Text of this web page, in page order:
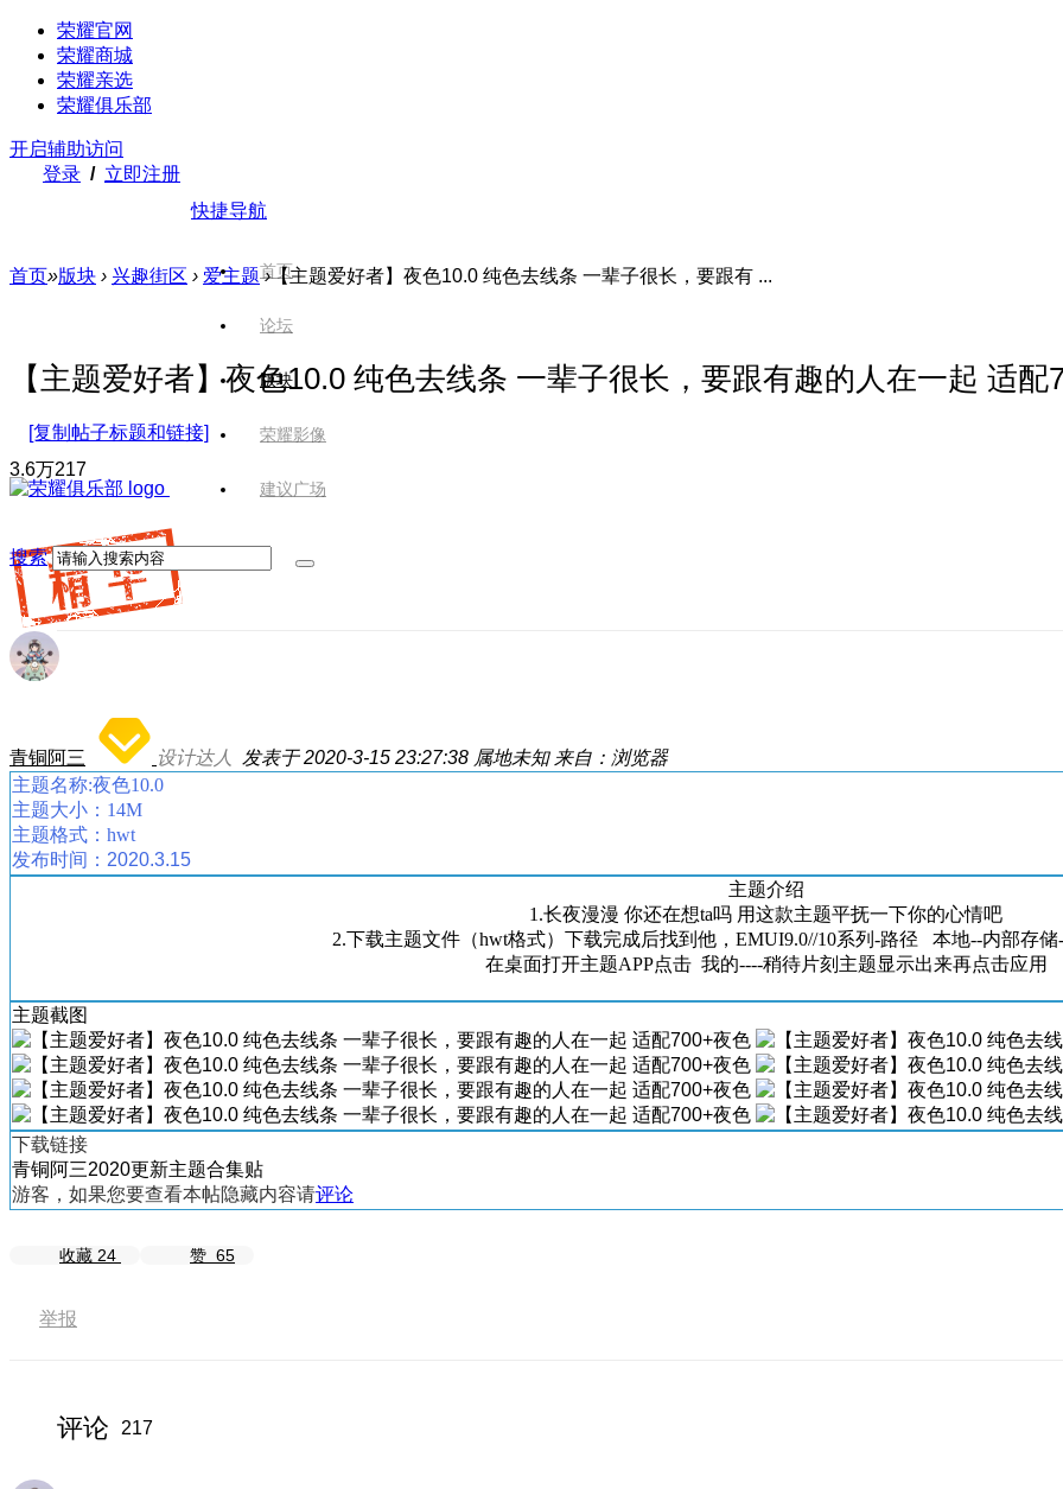
荣耀官网
荣耀商城
荣耀亲选
荣耀俱乐部
开启辅助访问
登录 / 立即注册
快捷导航
首页
论坛
版块
荣耀影像
建议广场
搜索
首页»版块 › 兴趣街区 › 爱主题 ›【主题爱好者】夜色10.0 纯色去线条 一辈子很长，要跟有 ...
【主题爱好者】夜色10.0 纯色去线条 一辈子很长，要跟有趣的人在一起 适配
[复制帖子标题和链接]
3.6万217
青铜阿三 设计达人 发表于 2020-3-15 23:27:38 属地未知 来自：浏览器
主题名称:夜色10.0
主题大小：14M
主题格式：hwt
发布时间：2020.3.15
主题介绍
1.长夜漫漫 你还在想ta吗 用这款主题平抚一下你的心情吧
2.下载主题文件（hwt格式）下载完成后找到他，EMUI9.0//10系列-路径 本地--内部存储
在桌面打开主题APP点击 我的----稍待片刻主题显示出来再点击应用
主题截图
下载链接
青铜阿三2020更新主题合集贴
游客，如果您要查看本帖隐藏内容请评论
收藏 24 赞 65
举报
评论 217